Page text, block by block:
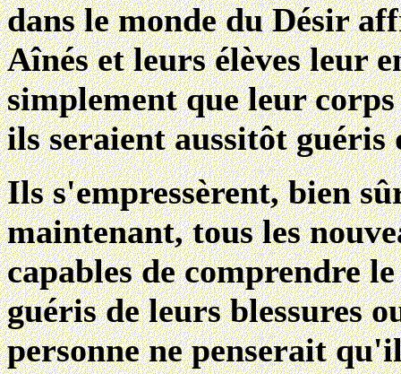
dans le monde du Désir
Aînés et leurs élèves leur
simplement que leur
ils seraient aussitôt guéris
Ils s'empressèrent, bien
maintenant, tous les
capables de comprendre
guéris de leurs blessures
personne ne penserait